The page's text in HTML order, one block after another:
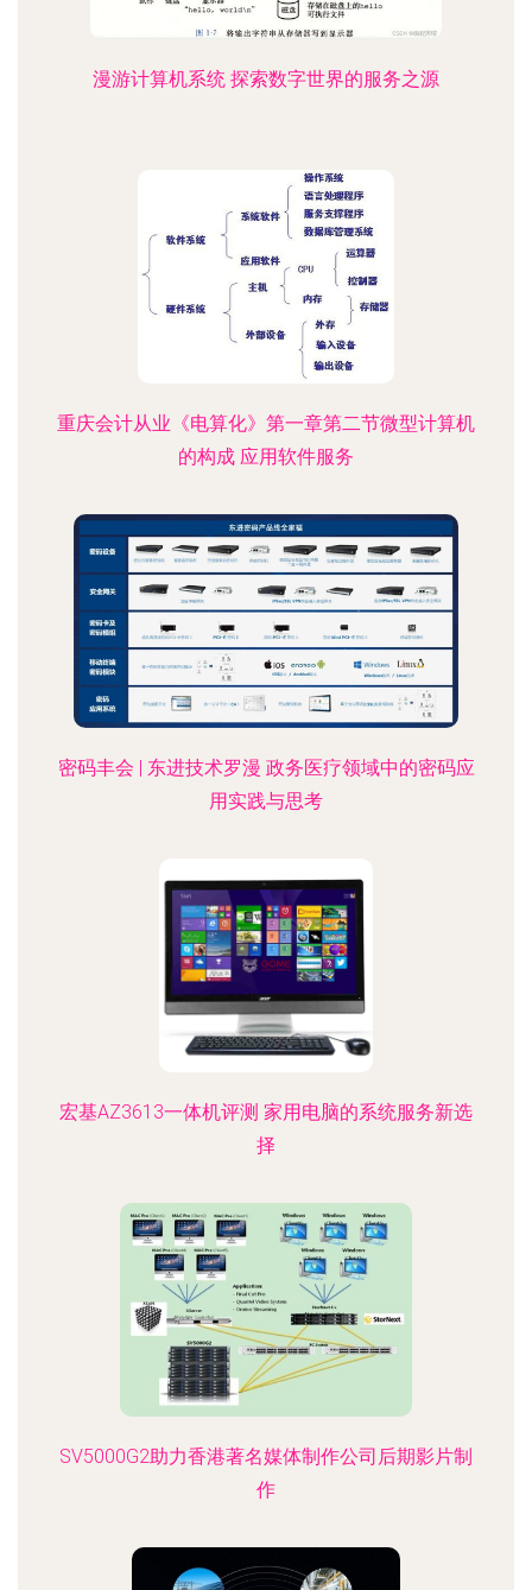
漫游计算机系统 探索数字世界的服务之源
重庆会计从业《电算化》第一章第二节微型计算机
的构成 应用软件服务
密码丰会 | 东进技术罗漫 政务医疗领域中的密码应
用实践与思考
宏基AZ3613一体机评测 家用电脑的系统服务新选
择
SV5000G2助力香港著名媒体制作公司后期影片制
作